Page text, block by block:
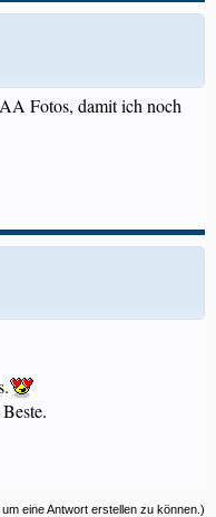
damit ich noch
eine Antwort erstellen zu können.)